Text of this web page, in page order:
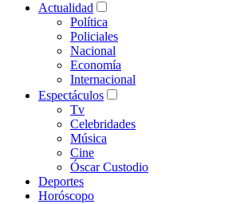
Actualidad
Política
Policiales
Nacional
Economía
Internacional
Espectáculos
Tv
Celebridades
Música
Cine
Óscar Custodio
Deportes
Horóscopo